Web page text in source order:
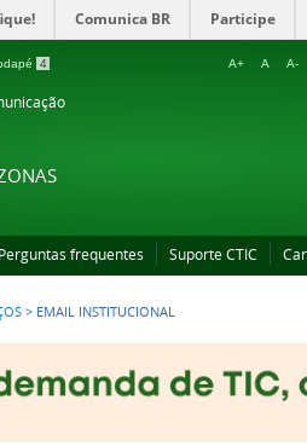
Comunica BR Participe
4 A+ A A-
Perguntas frequentes Suporte CTIC
> EMAIL INSTITUCIONAL